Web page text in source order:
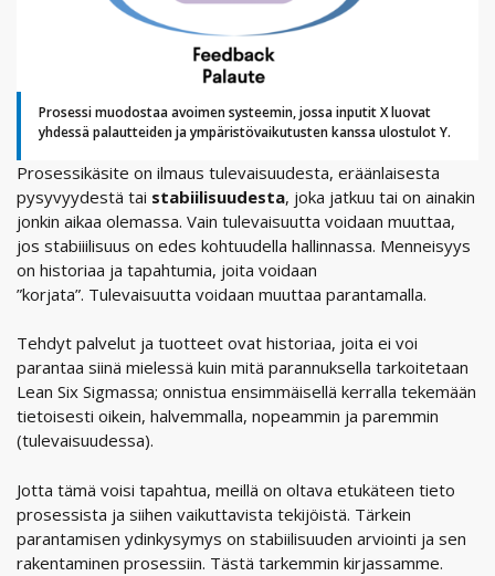
Prosessi muodostaa avoimen systeemin, jossa inputit X luovat
yhdessä palautteiden ja ympäristövaikutusten kanssa ulostulot Y.
Prosessikäsite on ilmaus tulevaisuudesta, eräänlaisesta
pysyvyydestä tai stabiilisuudesta, joka jatkuu tai on ainakin
jonkin aikaa olemassa. Vain tulevaisuutta voidaan muuttaa,
jos stabiiilisuus on edes kohtuudella hallinnassa. Menneisyys
on historiaa ja tapahtumia, joita voidaan
”korjata”. Tulevaisuutta voidaan muuttaa parantamalla.
Tehdyt palvelut ja tuotteet ovat historiaa, joita ei voi
parantaa siinä mielessä kuin mitä parannuksella tarkoitetaan
Lean Six Sigmassa; onnistua ensimmäisellä kerralla tekemään
tietoisesti oikein, halvemmalla, nopeammin ja paremmin
(tulevaisuudessa).
Jotta tämä voisi tapahtua, meillä on oltava etukäteen tieto
prosessista ja siihen vaikuttavista tekijöistä. Tärkein
parantamisen ydinkysymys on stabiilisuuden arviointi ja sen
rakentaminen prosessiin. Tästä tarkemmin kirjassamme.